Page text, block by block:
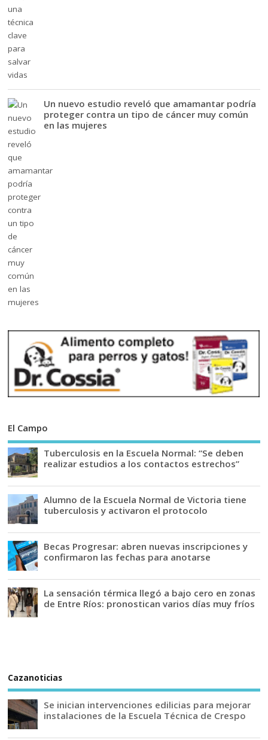
Un nuevo estudio reveló que amamantar podría
proteger contra un tipo de cáncer muy común
en las mujeres
El Campo
Tuberculosis en la Escuela Normal: “Se deben
realizar estudios a los contactos estrechos”
Alumno de la Escuela Normal de Victoria tiene
tuberculosis y activaron el protocolo
Becas Progresar: abren nuevas inscripciones y
confirmaron las fechas para anotarse
La sensación térmica llegó a bajo cero en zonas
de Entre Ríos: pronostican varios días muy fríos
Cazanoticias
Se inician intervenciones edilicias para mejorar
instalaciones de la Escuela Técnica de Crespo